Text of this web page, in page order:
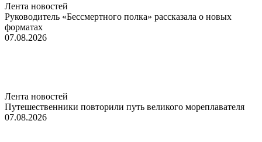
Лента новостей
Руководитель «Бессмертного полка» рассказала о новых
форматах
07.08.2026
Лента новостей
Путешественники повторили путь великого мореплавателя
07.08.2026